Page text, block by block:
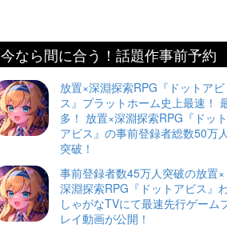
今なら間に合う！話題作事前予約
放置×深淵探索RPG『ドットアビ
ス』プラットホーム史上最速！
多！ 放置×深淵探索RPG『ドット
アビス』の事前登録者総数50万人
突破！
事前登録者数45万人突破の放置×
深淵探索RPG『ドットアビス』
しゃがなTVにて最速先行ゲーム
レイ動画が公開！